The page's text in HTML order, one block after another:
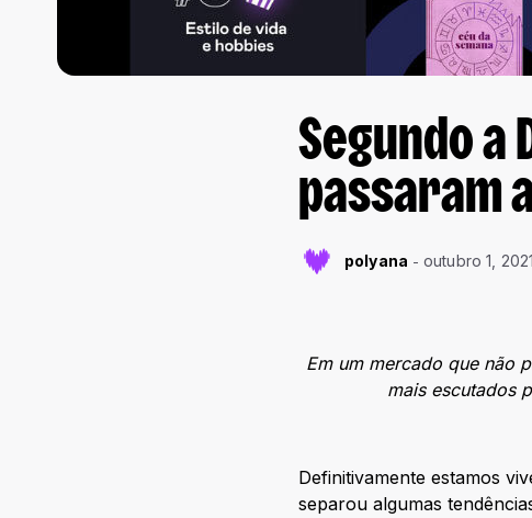
Segundo a
passaram
polyana outubro 1, 2021
Em um mercado que não
mais escutados
Definitivamente estamos
separou algumas